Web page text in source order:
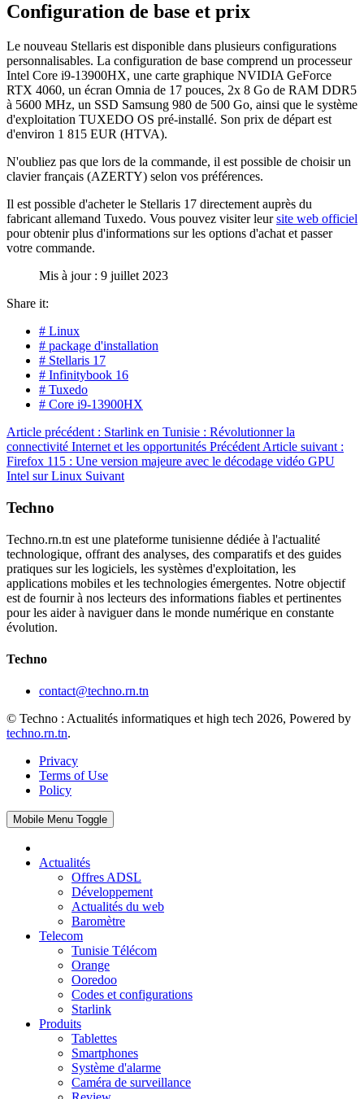
Configuration de base et prix
Le nouveau Stellaris est disponible dans plusieurs configurations
personnalisables. La configuration de base comprend un processeur
Intel Core i9-13900HX, une carte graphique NVIDIA GeForce
RTX 4060, un écran Omnia de 17 pouces, 2x 8 Go de RAM DDR5
à 5600 MHz, un SSD Samsung 980 de 500 Go, ainsi que le système
d'exploitation TUXEDO OS pré-installé. Son prix de départ est
d'environ 1 815 EUR (HTVA).
N'oubliez pas que lors de la commande, il est possible de choisir un
clavier français (AZERTY) selon vos préférences.
Il est possible d'acheter le Stellaris 17 directement auprès du
fabricant allemand Tuxedo. Vous pouvez visiter leursite web officiel
pour obtenir plus d'informations sur les options d'achat et passer
votre commande.
Mis à jour : 9 juillet 2023
Share it:
# Linux
# package d'installation
# Stellaris 17
# Infinitybook 16
# Tuxedo
# Core i9-13900HX
Article précédent : Starlink en Tunisie : Révolutionner la
connectivité Internet et les opportunités Précédent Article suivant :
Firefox 115 : Une version majeure avec le décodage vidéo GPU
Intel sur Linux Suivant
Techno
Techno.rn.tn est une plateforme tunisienne dédiée à l'actualité
technologique, offrant des analyses, des comparatifs et des guides
pratiques sur les logiciels, les systèmes d'exploitation, les
applications mobiles et les technologies émergentes. Notre objectif
est de fournir à nos lecteurs des informations fiables et pertinentes
pour les aider à naviguer dans le monde numérique en constante
évolution.
Techno
contact@techno.rn.tn
© Techno : Actualités informatiques et high tech 2026, Powered by
techno.rn.tn.
Privacy
Terms of Use
Policy
Mobile Menu Toggle
Actualités
Offres ADSL
Développement
Actualités du web
Baromètre
Telecom
Tunisie Télécom
Orange
Ooredoo
Codes et configurations
Starlink
Produits
Tablettes
Smartphones
Système d'alarme
Caméra de surveillance